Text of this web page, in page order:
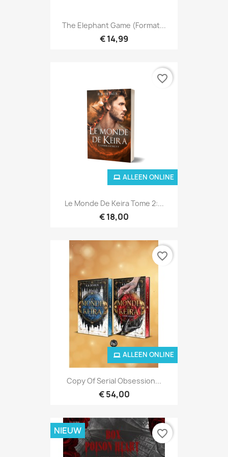
The Elephant Game (format...
€ 14,99
Le Monde De Keira Tome 2:...
€ 18,00
ALLEEN ONLINE
favorite_border
Copy Of Serial Obsession...
€ 54,00
ALLEEN ONLINE
favorite_border
NIEUW favorite_border